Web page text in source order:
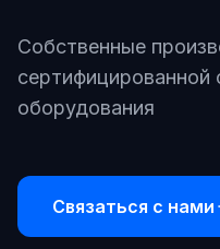
Собственные
сертифицированной
оборудования
Связаться с нами